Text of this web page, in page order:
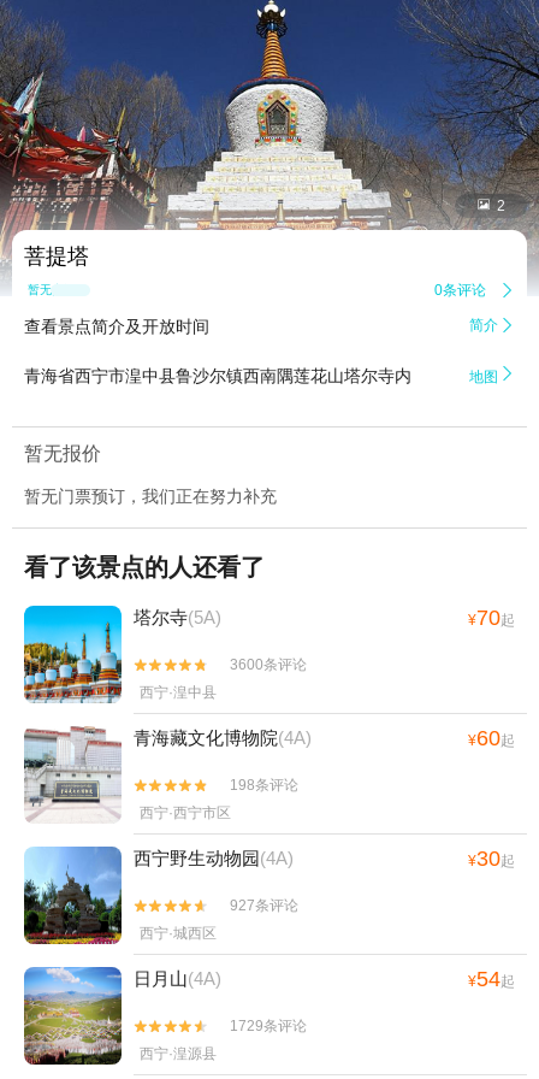
 2
菩提塔
暂无点评 0条评论 
查看景点简介及开放时间 简介 
青海省西宁市湟中县鲁沙尔镇西南隅莲花山塔尔寺内 地图 
暂无报价
暂无门票预订，我们正在努力补充
看了该景点的人还看了
塔尔寺(5A) ¥70起


3600条评论
西宁·湟中县
青海藏文化博物院(4A) ¥60起


198条评论
西宁·西宁市区
西宁野生动物园(4A) ¥30起


927条评论
西宁·城西区
日月山(4A) ¥54起


1729条评论
西宁·湟源县
